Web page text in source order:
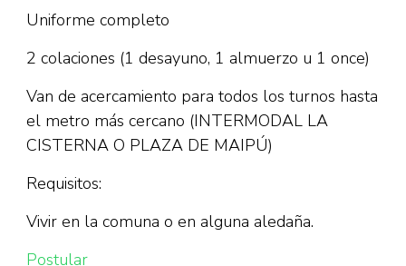
Uniforme completo
2 colaciones (1 desayuno, 1 almuerzo u 1 once)
Van de acercamiento para todos los turnos hasta
el metro más cercano (INTERMODAL LA
CISTERNA O PLAZA DE MAIPÚ)
Requisitos:
Vivir en la comuna o en alguna aledaña.
Postular